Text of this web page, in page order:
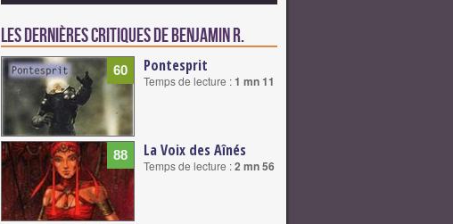
Les dernières critiques de Benjamin R.
60 Pontesprit
Temps de lecture :1 mn 11
88 La Voix des Aînés
Temps de lecture :2 mn 56